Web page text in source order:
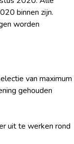
binnen zijn.
worden
van maximum
gehouden
uit te werken rond